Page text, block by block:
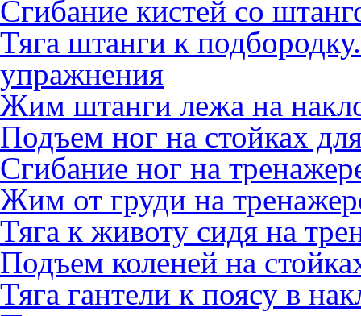
Сгибание кистей со
Тяга штанги к
упражнения
Жим штанги лежа на
Подъем ног на стойках
Сгибание ног на
Жим от груди на
Тяга к животу сидя на
Подъем коленей на
Тяга гантели к поясу в